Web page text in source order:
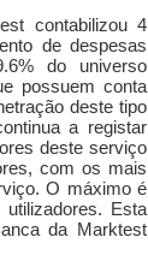
contabilizou 4
de despesas
do universo
possuem conta
deste tipo
a registar
deste serviço
com os mais
O máximo é
Esta
da Marktest